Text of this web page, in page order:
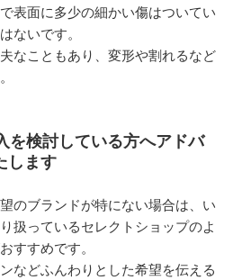
表面に多少の細かい傷はついてい
ないです。
なこともあり、変形や割れるなど
を検討している方へアドバ
します
のブランドが特にない場合は、い
扱っているセレクトショップのよ
すすめです。
などふんわりとした希望を伝える